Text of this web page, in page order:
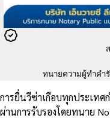
ทนายความผู้ทำคำรั
การยื่นวีซ่าเกือบทุกประเท
ผ่านการรับรองโดยทนาย